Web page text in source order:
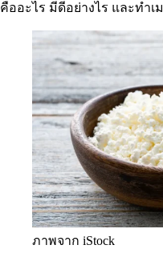
คืออะไร มีดีอย่างไร และทำเ
ภาพจาก iStock